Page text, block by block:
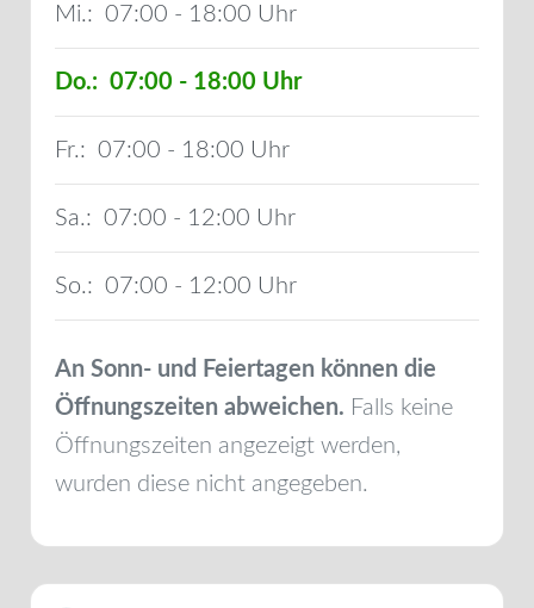
Mi.: 07:00 - 18:00
Do.: 07:00 - 18:00
Fr.: 07:00 - 18:00
Sa.: 07:00 - 12:00
So.: 07:00 - 12:00
An Sonn- und Feiertagen können die
Öffnungszeiten abweichen. Falls keine
Öffnungszeiten angezeigt werden,
wurden diese nicht angegeben.